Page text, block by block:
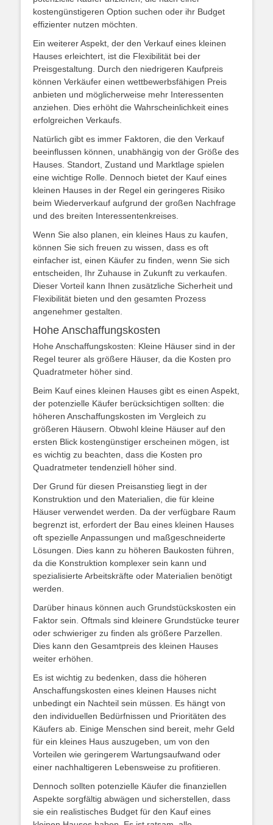
kostengünstigeren Option suchen oder ihr Budget
effizienter nutzen möchten.
Ein weiterer Aspekt, der den Verkauf eines kleinen
Hauses erleichtert, ist die Flexibilität bei der
Preisgestaltung. Durch den niedrigeren Kaufpreis
können Verkäufer einen wettbewerbsfähigen Preis
anbieten und möglicherweise mehr Interessenten
anziehen. Dies erhöht die Wahrscheinlichkeit eines
erfolgreichen Verkaufs.
Natürlich gibt es immer Faktoren, die den Verkauf
beeinflussen können, unabhängig von der Größe des
Hauses. Standort, Zustand und Marktlage spielen
eine wichtige Rolle. Dennoch bietet der Kauf eines
kleinen Hauses in der Regel ein geringeres Risiko
beim Wiederverkauf aufgrund der großen Nachfrage
und des breiten Interessentenkreises.
Wenn Sie also planen, ein kleines Haus zu kaufen,
können Sie sich freuen zu wissen, dass es oft
einfacher ist, einen Käufer zu finden, wenn Sie sich
entscheiden, Ihr Zuhause in Zukunft zu verkaufen.
Dieser Vorteil kann Ihnen zusätzliche Sicherheit und
Flexibilität bieten und den gesamten Prozess
angenehmer gestalten.
Hohe Anschaffungskosten
Hohe Anschaffungskosten: Kleine Häuser sind in der
Regel teurer als größere Häuser, da die Kosten pro
Quadratmeter höher sind.
Beim Kauf eines kleinen Hauses gibt es einen Aspekt,
der potenzielle Käufer berücksichtigen sollten: die
höheren Anschaffungskosten im Vergleich zu
größeren Häusern. Obwohl kleine Häuser auf den
ersten Blick kostengünstiger erscheinen mögen, ist
es wichtig zu beachten, dass die Kosten pro
Quadratmeter tendenziell höher sind.
Der Grund für diesen Preisanstieg liegt in der
Konstruktion und den Materialien, die für kleine
Häuser verwendet werden. Da der verfügbare Raum
begrenzt ist, erfordert der Bau eines kleinen Hauses
oft spezielle Anpassungen und maßgeschneiderte
Lösungen. Dies kann zu höheren Baukosten führen,
da die Konstruktion komplexer sein kann und
spezialisierte Arbeitskräfte oder Materialien benötigt
werden.
Darüber hinaus können auch Grundstückskosten ein
Faktor sein. Oftmals sind kleinere Grundstücke teurer
oder schwieriger zu finden als größere Parzellen.
Dies kann den Gesamtpreis des kleinen Hauses
weiter erhöhen.
Es ist wichtig zu bedenken, dass die höheren
Anschaffungskosten eines kleinen Hauses nicht
unbedingt ein Nachteil sein müssen. Es hängt von
den individuellen Bedürfnissen und Prioritäten des
Käufers ab. Einige Menschen sind bereit, mehr Geld
für ein kleines Haus auszugeben, um von den
Vorteilen wie geringerem Wartungsaufwand oder
einer nachhaltigeren Lebensweise zu profitieren.
Dennoch sollten potenzielle Käufer die finanziellen
Aspekte sorgfältig abwägen und sicherstellen, dass
sie ein realistisches Budget für den Kauf eines